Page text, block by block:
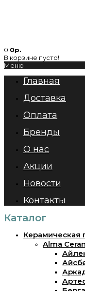
0 0р.
В корзине пусто!
Меню
Главная
Доставка
Оплата
Бренды
О нас
Акции
Новости
Контакты
Каталог
Керамическая
Alma